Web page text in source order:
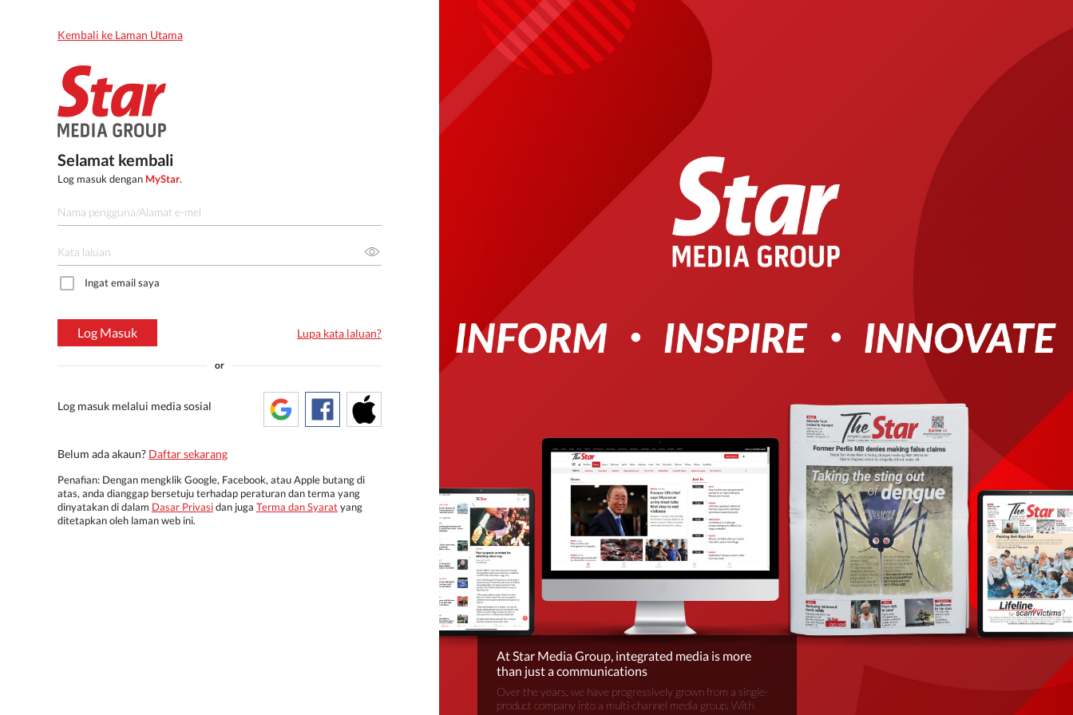
Kembali ke Laman Utama
Selamat kembali
Log masuk dengan MyStar.
Ingat email saya
Log Masuk Lupa kata laluan?
or
Log masuk melalui media sosial
Belum ada akaun? Daftar sekarang
Penafian: Dengan mengklik Google, Facebook, atau Apple butang di
atas, anda dianggap bersetuju terhadap peraturan dan terma yang
dinyatakan di dalam Dasar Privasidan juga Terma dan Syaratyang
ditetapkan oleh laman web ini.
At Star Media Group, integrated media is more
than just a communications
Over the years, we have progressively grown from a single-
product company into a multi-channel media group. With